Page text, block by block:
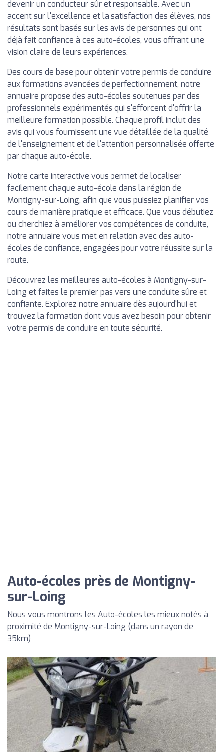
devenir un conducteur sûr et responsable. Avec un
accent sur l'excellence et la satisfaction des élèves, nos
résultats sont basés sur les avis de personnes qui ont
déjà fait confiance à ces auto-écoles, vous offrant une
vision claire de leurs expériences.
Des cours de base pour obtenir votre permis de conduire
aux formations avancées de perfectionnement, notre
annuaire propose des auto-écoles soutenues par des
professionnels expérimentés qui s'efforcent d'offrir la
meilleure formation possible. Chaque profil inclut des
avis qui vous fournissent une vue détaillée de la qualité
de l'enseignement et de l'attention personnalisée offerte
par chaque auto-école.
Notre carte interactive vous permet de localiser
facilement chaque auto-école dans la région de
Montigny-sur-Loing, afin que vous puissiez planifier vos
cours de manière pratique et efficace. Que vous débutiez
ou cherchiez à améliorer vos compétences de conduite,
notre annuaire vous met en relation avec des auto-
écoles de confiance, engagées pour votre réussite sur la
route.
Découvrez les meilleures auto-écoles à Montigny-sur-
Loing et faites le premier pas vers une conduite sûre et
confiante. Explorez notre annuaire dès aujourd'hui et
trouvez la formation dont vous avez besoin pour obtenir
votre permis de conduire en toute sécurité.
Auto-écoles près de Montigny-
sur-Loing
Nous vous montrons les Auto-écoles les mieux notés à
proximité de Montigny-sur-Loing (dans un rayon de
35km)